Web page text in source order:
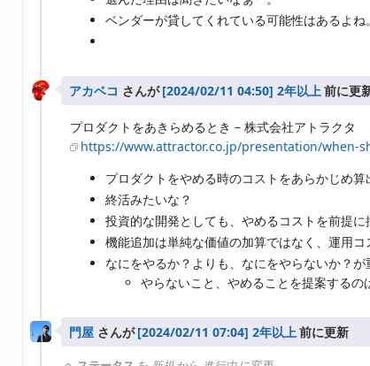
ベンダーが貸してくれている可能性はあるよね。
アカベコ さんが 2年以上前に更
プロダクトをあきらめるとき – 株式会社アトラクタ
https://www.attractor.co.jp/presentation/when-
プロダクトをやめる時のコストをあらかじめ
終活みたいな？
投資的な開発としても、やめるコストを前提
機能追加は単純な価値の加算ではなく、運用
なにをやるか？よりも、なにをやらないか？
やらないこと、やめることを提案するの
門屋 さんが 2年以上前に更新